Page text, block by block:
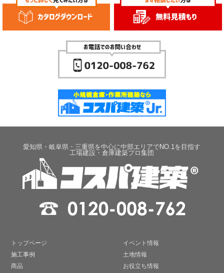
愛知県・岐阜県・三重県を中心に中部エリアでNO.1を目指す
工場建設・倉庫建築プロ集団
トップページ
施工事例
商品
イベント情報
土地情報
お役立ち情報